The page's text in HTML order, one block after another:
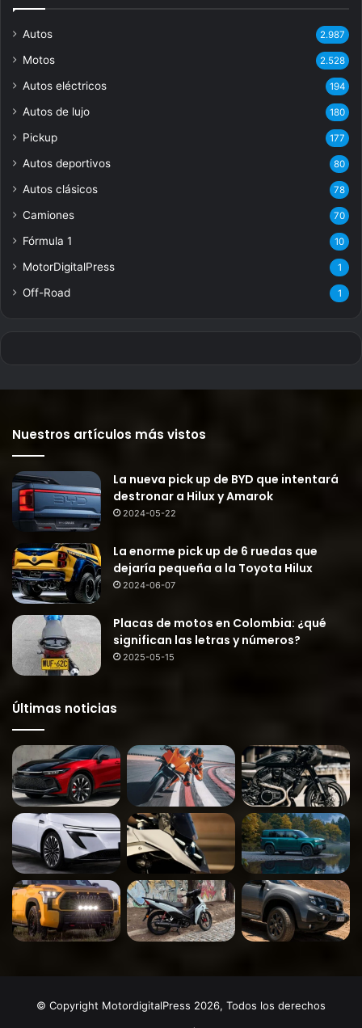
Autos 2.987
Motos 2.528
Autos eléctricos 194
Autos de lujo 180
Pickup 177
Autos deportivos 80
Autos clásicos 78
Camiones 70
Fórmula 1 10
MotorDigitalPress 1
Off-Road 1
Nuestros artículos más vistos
La nueva pick up de BYD que intentará
destronar a Hilux y Amarok
2024-05-22
La enorme pick up de 6 ruedas que
dejaría pequeña a la Toyota Hilux
2024-06-07
Placas de motos en Colombia: ¿qué
significan las letras y números?
2025-05-15
Últimas noticias
© Copyright MotordigitalPress 2026, Todos los derechos